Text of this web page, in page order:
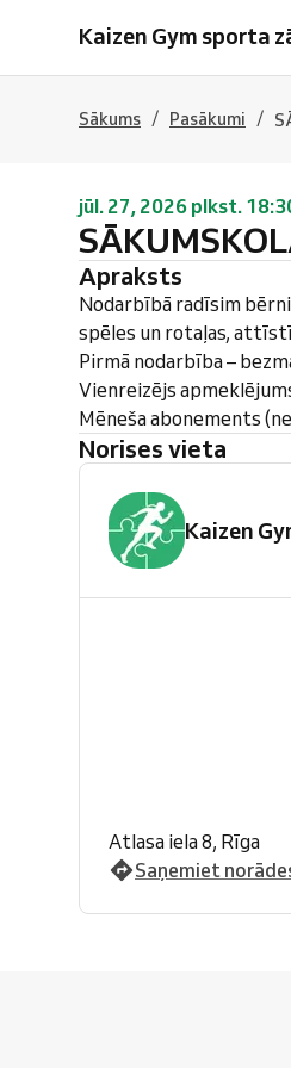
Kaizen Gym sporta
Sākums / Pasākumi /
jūl. 27, 2026 plkst.
Apraksts
Nodarbībā radīsim
spēles un rotaļas,
Pirmā nodarbība –
Vienreizējs
Mēneša abonements
Norises vieta
Kaizen
Atlasa iela 8, Rīga
Saņemiet